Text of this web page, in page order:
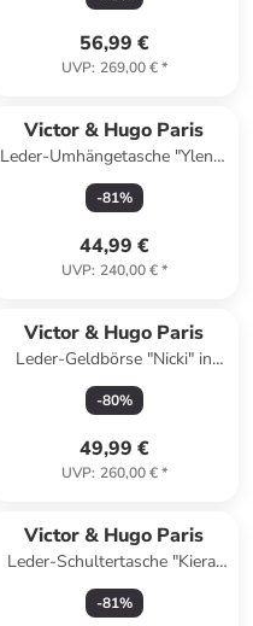
56,99 €
UVP: 269,00 €*
Victor & Hugo Paris
Leder-Umhängetasche "Ylena"
in Camel - (B)25 x (H)24 x
(T)8 cm
-81%
44,99 €
UVP: 240,00 €*
Victor & Hugo Paris
Leder-Geldbörse "Nicki" in
Silber - (B)19 x (H)11 x (T)2
cm
-80%
49,99 €
UVP: 260,00 €*
Victor & Hugo Paris
Leder-Schultertasche "Kiera"
in Silber - (B)21 x (H)15 x (T)7
cm
-81%